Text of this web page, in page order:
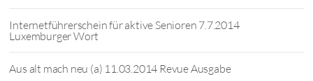
Internetführerschein für aktive Senioren 7.7.2014
Luxemburger Wort
Aus alt mach neu (a) 11.03.2014 Revue Ausgabe